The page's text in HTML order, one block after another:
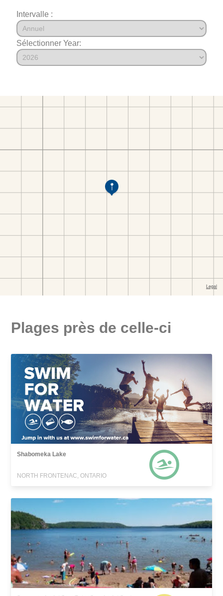
Intervalle :
Sélectionner Year:
Plages près de celle-ci
Shabomeka Lake
NORTH FRONTENAC, ONTARIO